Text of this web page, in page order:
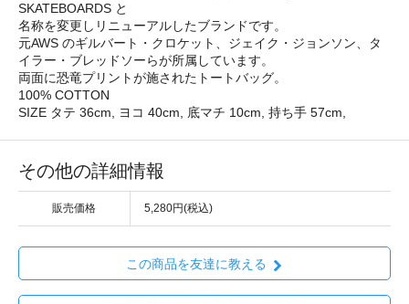
SKATEBOARDS と
名称を変更しリニューアルしたブランドです。
元AWS のギルバート・クロケット、ジェイク・ジョンソン、タ
イラー・ブレッドソーらが所属しています。
両面に恐竜プリントが施されたトートバッグ。
100% COTTON
SIZE タテ 36cm, ヨコ 40cm, 底マチ 10cm, 持ち手 57cm,
その他の詳細情報
販売価格 5,280円(税込)
この商品を友達に教える